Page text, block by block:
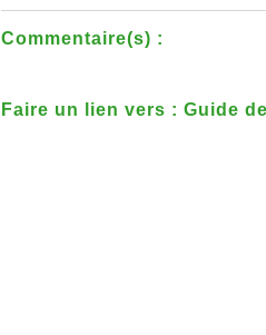
Commentaire(s) :
Faire un lien vers : Guide